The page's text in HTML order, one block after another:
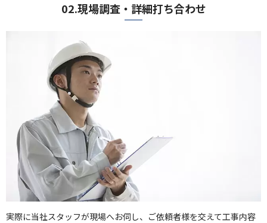
02.現場調査・詳細打ち合わせ
実際に当社スタッフが現場へお伺し、ご依頼者様を交えて工事内容